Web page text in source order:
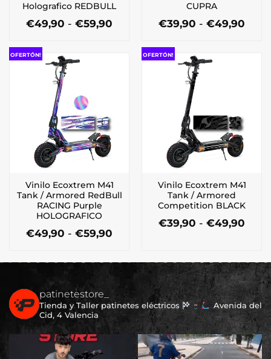
Holografico REDBULL
€49,90 - €59,90
desde
€49,90
tiene
Las
opciones
se
pueden
elegir
página
de
producto
CUPRA
€39,90 - €49,90
tiene
se
pueden
elegir
página
de
producto
OFERTÓN!
Vinilo Ecoxtrem M41
Tank / Armored RedBull
RACING Purple
HOLOGRAFICO
€49,90 - €59,90
desde
€49,90
hasta
€59,90
variantes.
Las
opciones
se
pueden
OFERTÓN!
Vinilo Ecoxtrem M41
Tank / Armored
Competition BLACK
€39,90 - €49,90
múltiples
variantes.
Las
opciones
se
pueden
elegir
patinetestore_
Tienda y Taller patinetes eléctricos
Avenida del
Cid, 4 Valencia